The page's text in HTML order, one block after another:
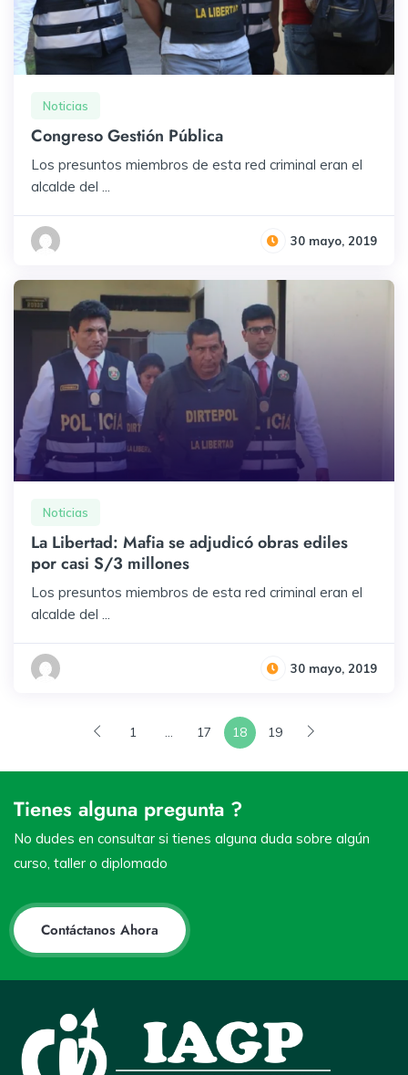
Noticias
Congreso Gestión Pública
Los presuntos miembros de esta red criminal eran el
alcalde del ...
30 mayo, 2019
Noticias
La Libertad: Mafia se adjudicó obras ediles
por casi S/3 millones
Los presuntos miembros de esta red criminal eran el
alcalde del ...
30 mayo, 2019
1 … 17 18 19
Tienes alguna pregunta ?
No dudes en consultar si tienes alguna duda sobre algún
curso, taller o diplomado
Contáctanos Ahora